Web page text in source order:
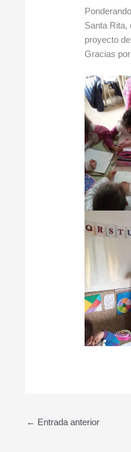
Santa Rita,
proyecto
Gracias
← Entrada anterior